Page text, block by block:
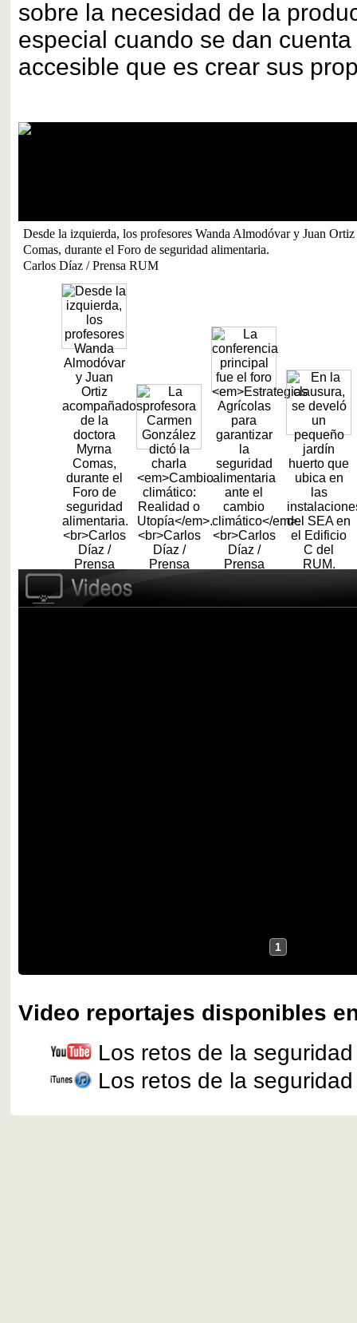
sobre la necesidad de la
especial cuando se dan
accesible que es crear sus
Desde la izquierda, los profesores Wanda Almodóvar y Juan
Comas, durante el Foro de seguridad alimentaria.
Carlos Díaz / Prensa RUM
1
Video reportajes disponibles
Los retos de la
Los retos de la